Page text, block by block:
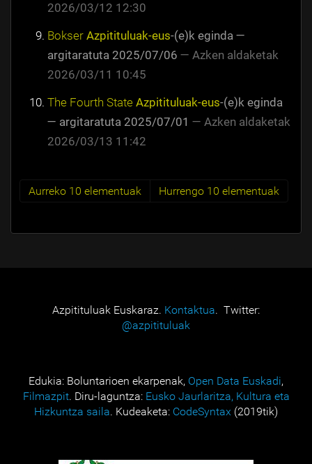
2026/03/12 12:30
Bokser Azpitituluak-eus-(e)k eginda —
argitaratuta 2025/07/06 — Azken aldaketak
2026/03/11 10:45
The Fourth State Azpitituluak-eus-(e)k eginda
— argitaratuta 2025/07/01 — Azken aldaketak
2026/03/13 11:42
Aurreko 10 elementuak Hurrengo 10 elementuak
Azpitituluak Euskaraz. Kontaktua. Twitter:
@azpitituluak
Edukia: Boluntarioen ekarpenak, Open Data Euskadi,
Filmazpit. Diru-laguntza: Eusko Jaurlaritza, Kultura eta
Hizkuntza saila. Kudeaketa: CodeSyntax (2019tik)